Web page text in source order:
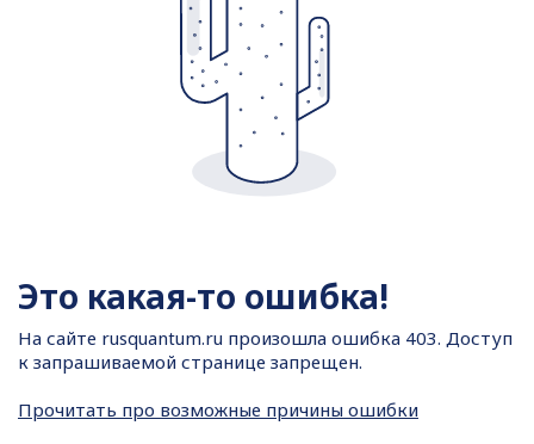
Это какая-то ошибка!
На сайте rusquantum.ru произошла ошибка 403. Доступ
к запрашиваемой странице запрещен.
Прочитать про возможные причины ошибки